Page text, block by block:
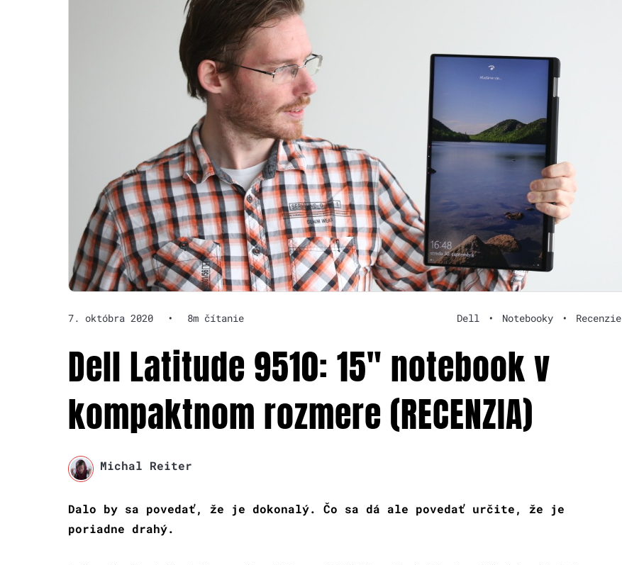
7. októbra 2020 • 8m čítanie Dell • Notebooky • Recenzie
Dell Latitude 9510: 15″ notebook v
kompaktnom rozmere (RECENZIA)
Michal Reiter
Dalo by sa povedať, že je dokonalý. Čo sa dá ale povedať určite, že je
poriadne drahý.